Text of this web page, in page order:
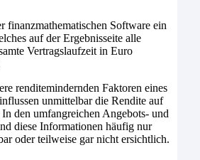
finanzmathematischen Software ein
auf der Ergebnisseite alle
Vertragslaufzeit in Euro
renditemindernden Faktoren eines
unmittelbar die Rendite auf
den umfangreichen Angebots- und
diese Informationen häufig nur
oder teilweise gar nicht ersichtlich.